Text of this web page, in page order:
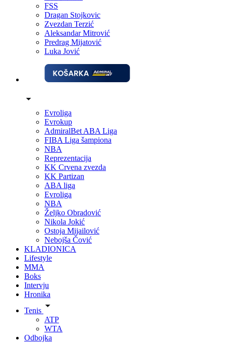
FSS
Dragan Stojkovic
Zvezdan Terzić
Aleksandar Mitrović
Predrag Mijatović
Luka Jović
Evroliga
Evrokup
AdmiralBet ABA Liga
FIBA Liga šampiona
NBA
Reprezentacija
KK Crvena zvezda
KK Partizan
ABA liga
Evroliga
NBA
Željko Obradović
Nikola Jokić
Ostoja Mijailović
Nebojša Čović
KLADIONICA
Lifestyle
MMA
Boks
Intervju
Hronika
Tenis
ATP
WTA
Odbojka